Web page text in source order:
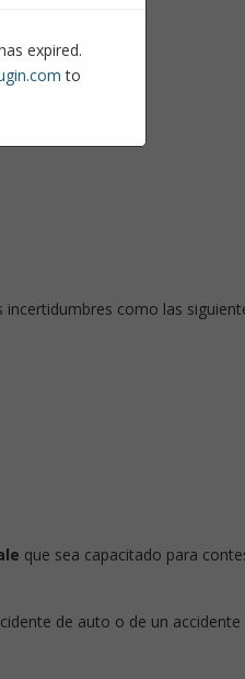
como las
que sea capacitado para
de auto o de un accidente
expired.
to